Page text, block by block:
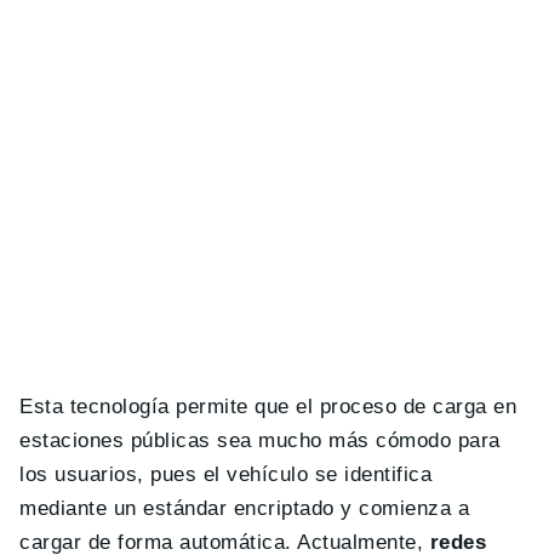
Esta tecnología permite que el proceso de carga en
estaciones públicas sea mucho más cómodo para
los usuarios, pues el vehículo se identifica
mediante un estándar encriptado y comienza a
cargar de forma automática. Actualmente, redes